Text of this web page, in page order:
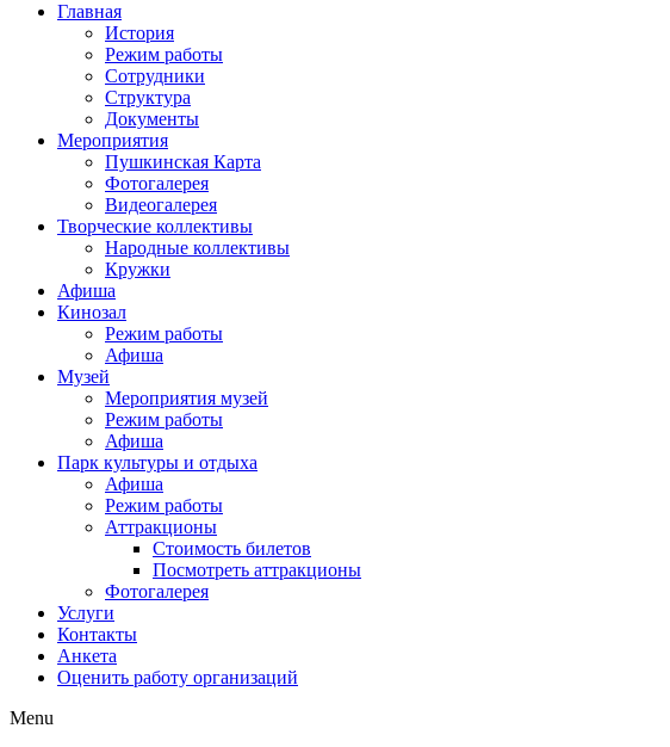
Главная
История
Режим работы
Сотрудники
Структура
Документы
Мероприятия
Пушкинская Карта
Фотогалерея
Видеогалерея
Творческие коллективы
Народные коллективы
Кружки
Афиша
Кинозал
Режим работы
Афиша
Музей
Мероприятия музей
Режим работы
Афиша
Парк культуры и отдыха
Афиша
Режим работы
Аттракционы
Стоимость билетов
Посмотреть аттракционы
Фотогалерея
Услуги
Контакты
Анкета
Оценить работу организаций
Menu